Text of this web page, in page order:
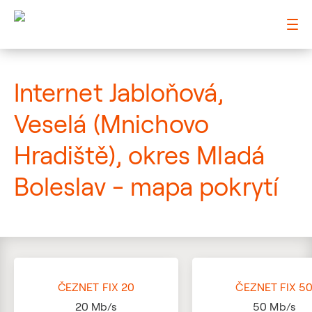
Internet Jabloňová,
Veselá (Mnichovo
Hradiště), okres Mladá
Boleslav - mapa pokrytí
ČEZNET FIX 20
20 Mb/s
ČEZNET FIX
50 Mb/s
: Mapa pokrytí ulice